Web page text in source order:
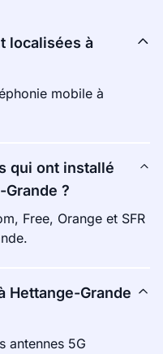
localisées à
mobile à
qui ont installé
?
Free, Orange et SFR
Hettange-Grande
antennes 5G